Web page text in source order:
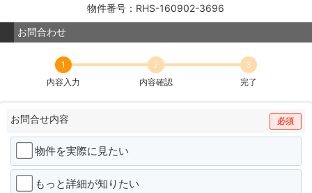
物件番号：RHS-160902-3696
お問合わせ
1
内容入力
2
内容確認
3
完了
お問合せ内容 必須
物件を実際に見たい
もっと詳細が知りたい